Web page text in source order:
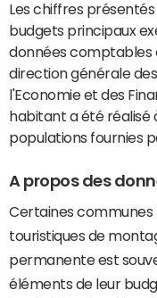
Les chiffres
budgets principaux
données comptables
direction générale
l'Economie et des
habitant a été réalisé
populations fournies
A propos des
Certaines
touristiques de
permanente est
éléments de leur